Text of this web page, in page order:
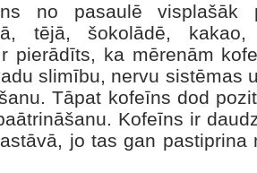
no pasaulē visplašāk
tējā, šokolādē,
pierādīts, ka mērenām
slimību, nervu sistēmas
Tāpat kofeīns dod
Kofeīns ir
jo tas gan